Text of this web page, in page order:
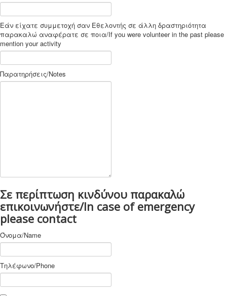
Εάν είχατε συμμετοχή σαν Εθελοντής σε άλλη δραστηριότητα
παρακαλώ αναφέρατε σε ποια/If you were volunteer in the past please
mention your activity
Παρατηρήσεις/Notes
Σε περίπτωση κινδύνου παρακαλώ
επικοινωνήστε/In case of emergency
please contact
Όνομα/Name
Τηλέφωνο/Phone